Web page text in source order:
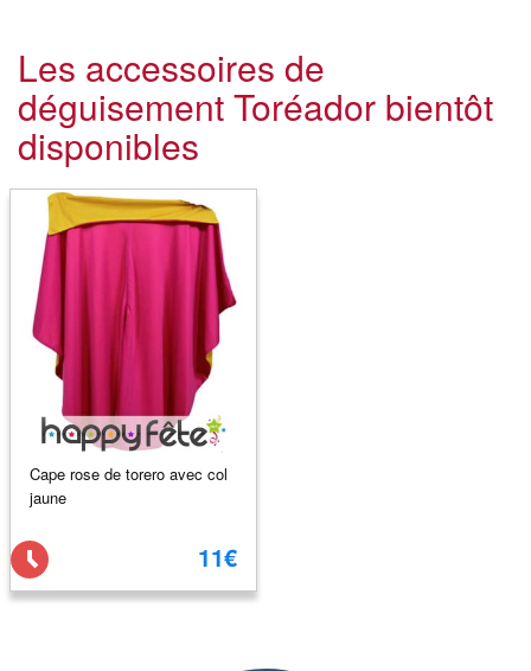
Les accessoires de
déguisement Toréador bientôt
disponibles
Cape rose de torero avec col
jaune
11€